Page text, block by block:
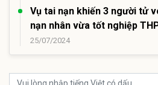
Vụ tai nạn khiến 3 người tử
nạn nhân vừa tốt nghiệp
25/07/2024